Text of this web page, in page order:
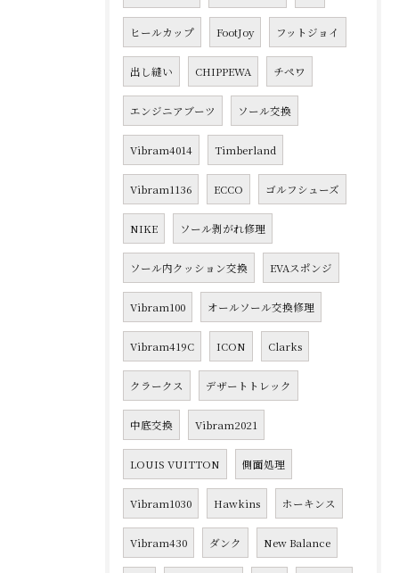
ヒールカップ FootJoy フットジョイ
出し縫い CHIPPEWA チペワ
エンジニアブーツ ソール交換
Vibram4014 Timberland
Vibram1136 ECCO ゴルフシューズ
NIKE ソール剥がれ修理
ソール内クッション交換 EVAスポンジ
Vibram100 オールソール交換修理
Vibram419C ICON Clarks
クラークス デザートトレック
中底交換 Vibram2021
LOUIS VUITTON 側面処理
Vibram1030 Hawkins ホーキンス
Vibram430 ダンク New Balance